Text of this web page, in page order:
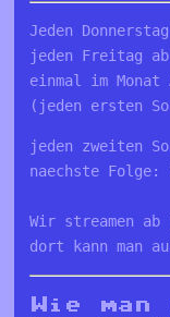
Jeden
jeden Freitag
einmal im Monat
(jeden ersten
jeden zweiten
naechste Folge:
Wir streamen ab
dort kann man
Wie